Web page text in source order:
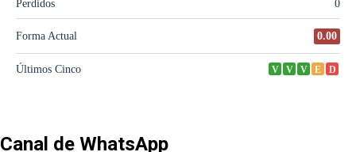
Canal de WhatsApp